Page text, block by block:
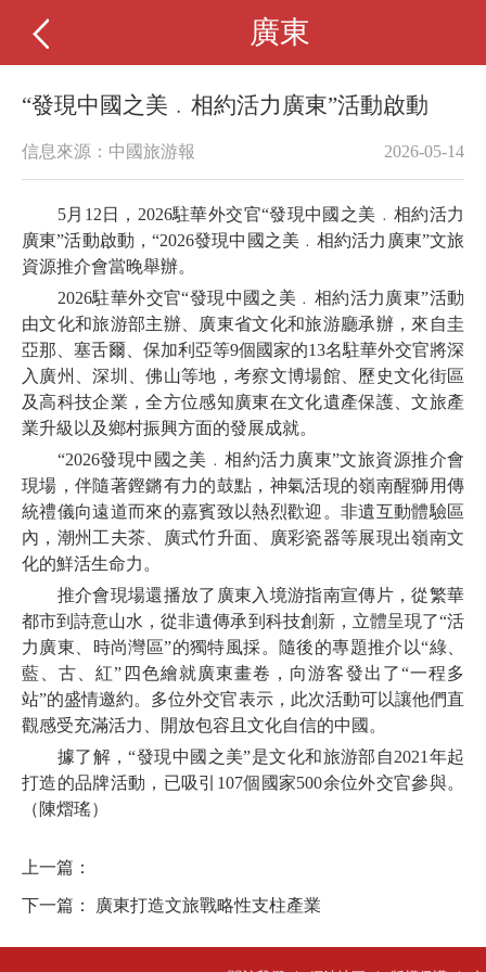
廣東
“發現中國之美﹒相約活力廣東”活動啟動
信息來源：中國旅游報 2026-05-14
5月12日，2026駐華外交官“發現中國之美﹒相約活力
廣東”活動啟動，“2026發現中國之美﹒相約活力廣東”文旅
資源推介會當晚舉辦。
2026駐華外交官“發現中國之美﹒相約活力廣東”活動
由文化和旅游部主辦、廣東省文化和旅游廳承辦，來自圭
亞那、塞舌爾、保加利亞等9個國家的13名駐華外交官將深
入廣州、深圳、佛山等地，考察文博場館、歷史文化街區
及高科技企業，全方位感知廣東在文化遺產保護、文旅產
業升級以及鄉村振興方面的發展成就。
“2026發現中國之美﹒相約活力廣東”文旅資源推介會
現場，伴隨著鏗鏘有力的鼓點，神氣活現的嶺南醒獅用傳
統禮儀向遠道而來的嘉賓致以熱烈歡迎。非遺互動體驗區
內，潮州工夫茶、廣式竹升面、廣彩瓷器等展現出嶺南文
化的鮮活生命力。
推介會現場還播放了廣東入境游指南宣傳片，從繁華
都市到詩意山水，從非遺傳承到科技創新，立體呈現了“活
力廣東、時尚灣區”的獨特風採。隨後的專題推介以“綠、
藍、古、紅”四色繪就廣東畫卷，向游客發出了“一程多
站”的盛情邀約。多位外交官表示，此次活動可以讓他們直
觀感受充滿活力、開放包容且文化自信的中國。
據了解，“發現中國之美”是文化和旅游部自2021年起
打造的品牌活動，已吸引107個國家500余位外交官參與。
（陳熠瑤）
上一篇：
下一篇： 廣東打造文旅戰略性支柱產業